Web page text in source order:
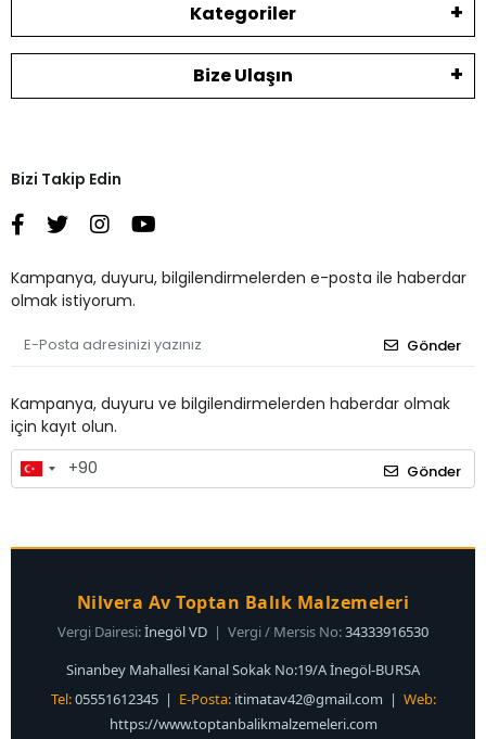
Kategoriler
Bize Ulaşın
Bizi Takip Edin
Kampanya, duyuru, bilgilendirmelerden e-posta ile haberdar
olmak istiyorum.
Gönder
Kampanya, duyuru ve bilgilendirmelerden haberdar olmak
için kayıt olun.
Gönder
Nilvera Av Toptan Balık Malzemeleri
Vergi Dairesi:İnegöl VD | Vergi / Mersis No:34333916530
Sinanbey Mahallesi Kanal Sokak No:19/A İnegöl-BURSA
Tel:05551612345 | E-Posta: itimatav42@gmail.com | Web:
https://www.toptanbalikmalzemeleri.com